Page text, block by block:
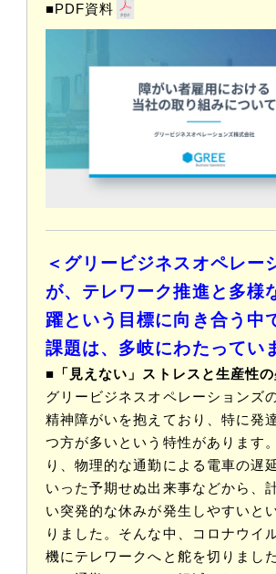
■PDF資料
＜グリービジネスオペレー
が、テレワーク推進と多様
躍という目標に向き合う中
課題は、多岐にわたってい
■「見えない」ストレスと生産性の
グリービジネスオペレーションズ
精神障がいを抱えており、特に発
つ方が多いという特性があります
り、物理的な通勤による電車の遅
いった予期せぬ出来事などから、
い突発的な休みが発生しやすいと
りました。そんな中、コロナウイ
機にテレワークへと舵を切りまし